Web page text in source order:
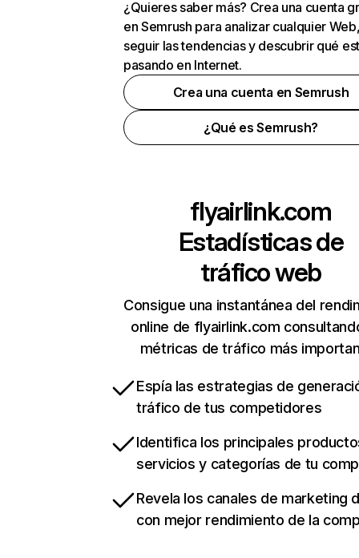
¿Quieres saber más? Crea una cuenta
en Semrush para analizar cualquier
seguir las tendencias y descubrir qué
pasando en Internet.
Crea una cuenta en Semrush
¿Qué es Semrush?
flyairlink.com
Estadísticas de
tráfico web
Consigue una instantánea del
online de flyairlink.com
métricas de tráfico más
Espía las estrategias de
tráfico de tus competidores
Identifica los principales
servicios y categorías de tu
Revela los canales de marketing
con mejor rendimiento de la